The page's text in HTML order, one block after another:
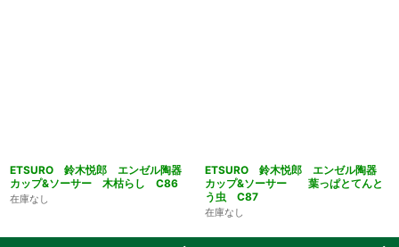
ETSURO 鈴木悦郎 エンゼル陶器
カップ&ソーサー 木枯らし C86
在庫なし
ETSURO 鈴木悦郎 エンゼル陶器
カップ&ソーサー 葉っぱとてんと
う虫 C87
在庫なし